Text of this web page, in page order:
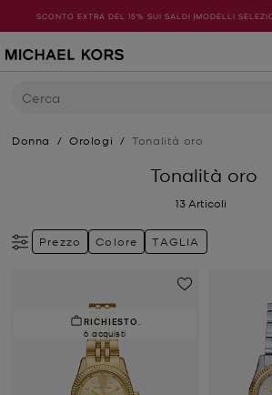
SCONTO EXTRA DEL 15% SUI SALDI |MODELLI
Cerca
Donna / Orologi / Tonalità oro
Tonalità oro
13 Articoli
Prezzo Colore TAGLIA
RICHIESTO.
6 acquisti